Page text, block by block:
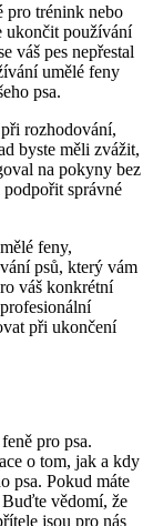
pro trénink nebo
ukončit používání
váš pes nepřestal
umělé feny
psa.
rozhodování,
byste měli zvážit,
na pokyny bez
správné
feny,
psů, který vám
váš konkrétní
při ukončení
pro psa.
o tom, jak a kdy
psa. Pokud máte
vědomí, že
jsou pro nás